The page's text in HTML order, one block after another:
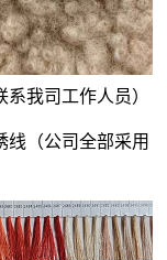
我司工作人员）
线（公司全部采用